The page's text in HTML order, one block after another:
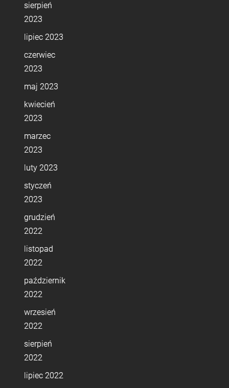
sierpień
2023
lipiec 2023
czerwiec
2023
maj 2023
kwiecień
2023
marzec
2023
luty 2023
styczeń
2023
grudzień
2022
listopad
2022
październik
2022
wrzesień
2022
sierpień
2022
lipiec 2022